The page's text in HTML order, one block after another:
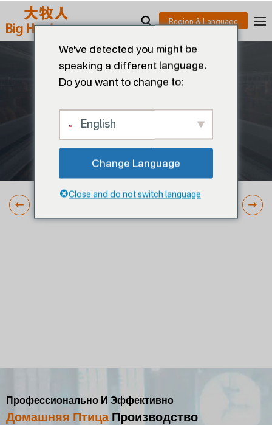
Профессионально И Эффективно
Домашняя Птица Производство
We've detected you might be
speaking a different language.
Do you want to change to:
English
Change Language
Close and do not switch language